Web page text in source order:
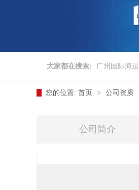
大家都在搜索: 广州国际海运
您的位置: 首页 > 公司资质
公司简介